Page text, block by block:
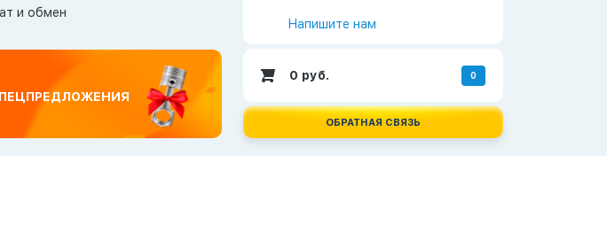
и обмен
Напишите нам
0 руб. 0
ОБРАТНАЯ СВЯЗЬ